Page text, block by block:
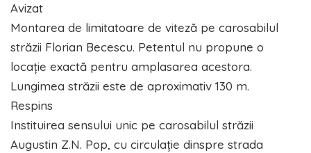
Avizat
Montarea de limitatoare de viteză pe carosabilul
străzii Florian Becescu. Petentul nu propune o
locație exactă pentru amplasarea acestora.
Lungimea străzii este de aproximativ 130 m.
Respins
Instituirea sensului unic pe carosabilul străzii
Augustin Z.N. Pop, cu circulație dinspre strada